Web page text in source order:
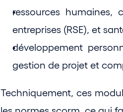
ressources humaines,
entreprises (RSE), et
développement
gestion de projet et
Techniquement, ces